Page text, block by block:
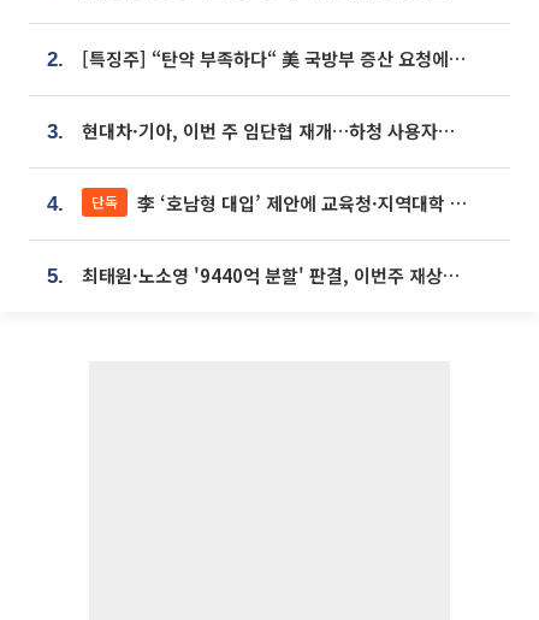
2. [특징주] “탄약 부족하다“ 美 국방부 증산 요청에⋯국내 방산주 급등세
3. 현대차·기아, 이번 주 임단협 재개…하청 사용자성 재심도 ‘변수’
4. 단독 李 ‘호남형 대입’ 제안에 교육청·지역대학 서·논술형 입시 연계 '착수'
5. 최태원·노소영 '9440억 분할' 판결, 이번주 재상고 여부 주목